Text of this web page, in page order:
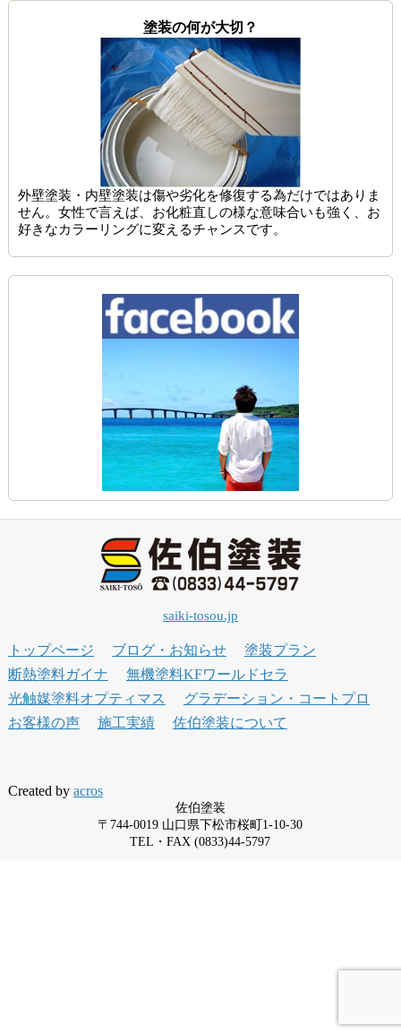
塗装の何が大切？
外壁塗装・内壁塗装は傷や劣化を修復する為だけではありま
せん。女性で言えば、お化粧直しの様な意味合いも強く、お
好きなカラーリングに変えるチャンスです。
saiki-tosou.jp
トップページ ブログ・お知らせ
塗装プラン
断熱塗料ガイナ
無機塗料KFワールドセラ
光触媒塗料オプティマス
グラデーション・コートプロ
お客様の声
施工実績 佐伯塗装について
Created by acros
佐伯塗装
〒744-0019 山口県下松市桜町1-10-30
TEL・FAX (0833)44-5797